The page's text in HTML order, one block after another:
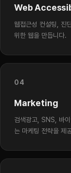
Web
웹접근성 컨설팅, 진
위한 웹을 만듭니다.
04
Marketing
검색광고, SNS, 바
는 마케팅 전략을 제